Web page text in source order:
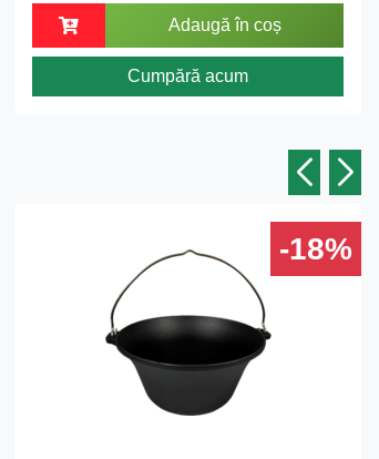
Adaugă în coș
Cumpără acum
-18%